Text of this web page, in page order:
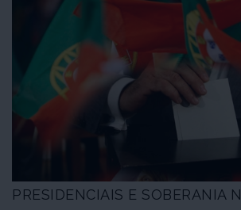
PRESIDENCIAIS E SOBERANIA